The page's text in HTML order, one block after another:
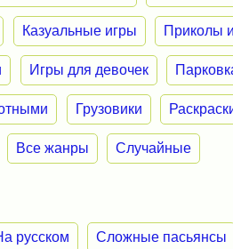
Казуальные игры Приколы
Игры для девочек
Грузовики
Все жанры Случайные
русском Сложные пасьянсы